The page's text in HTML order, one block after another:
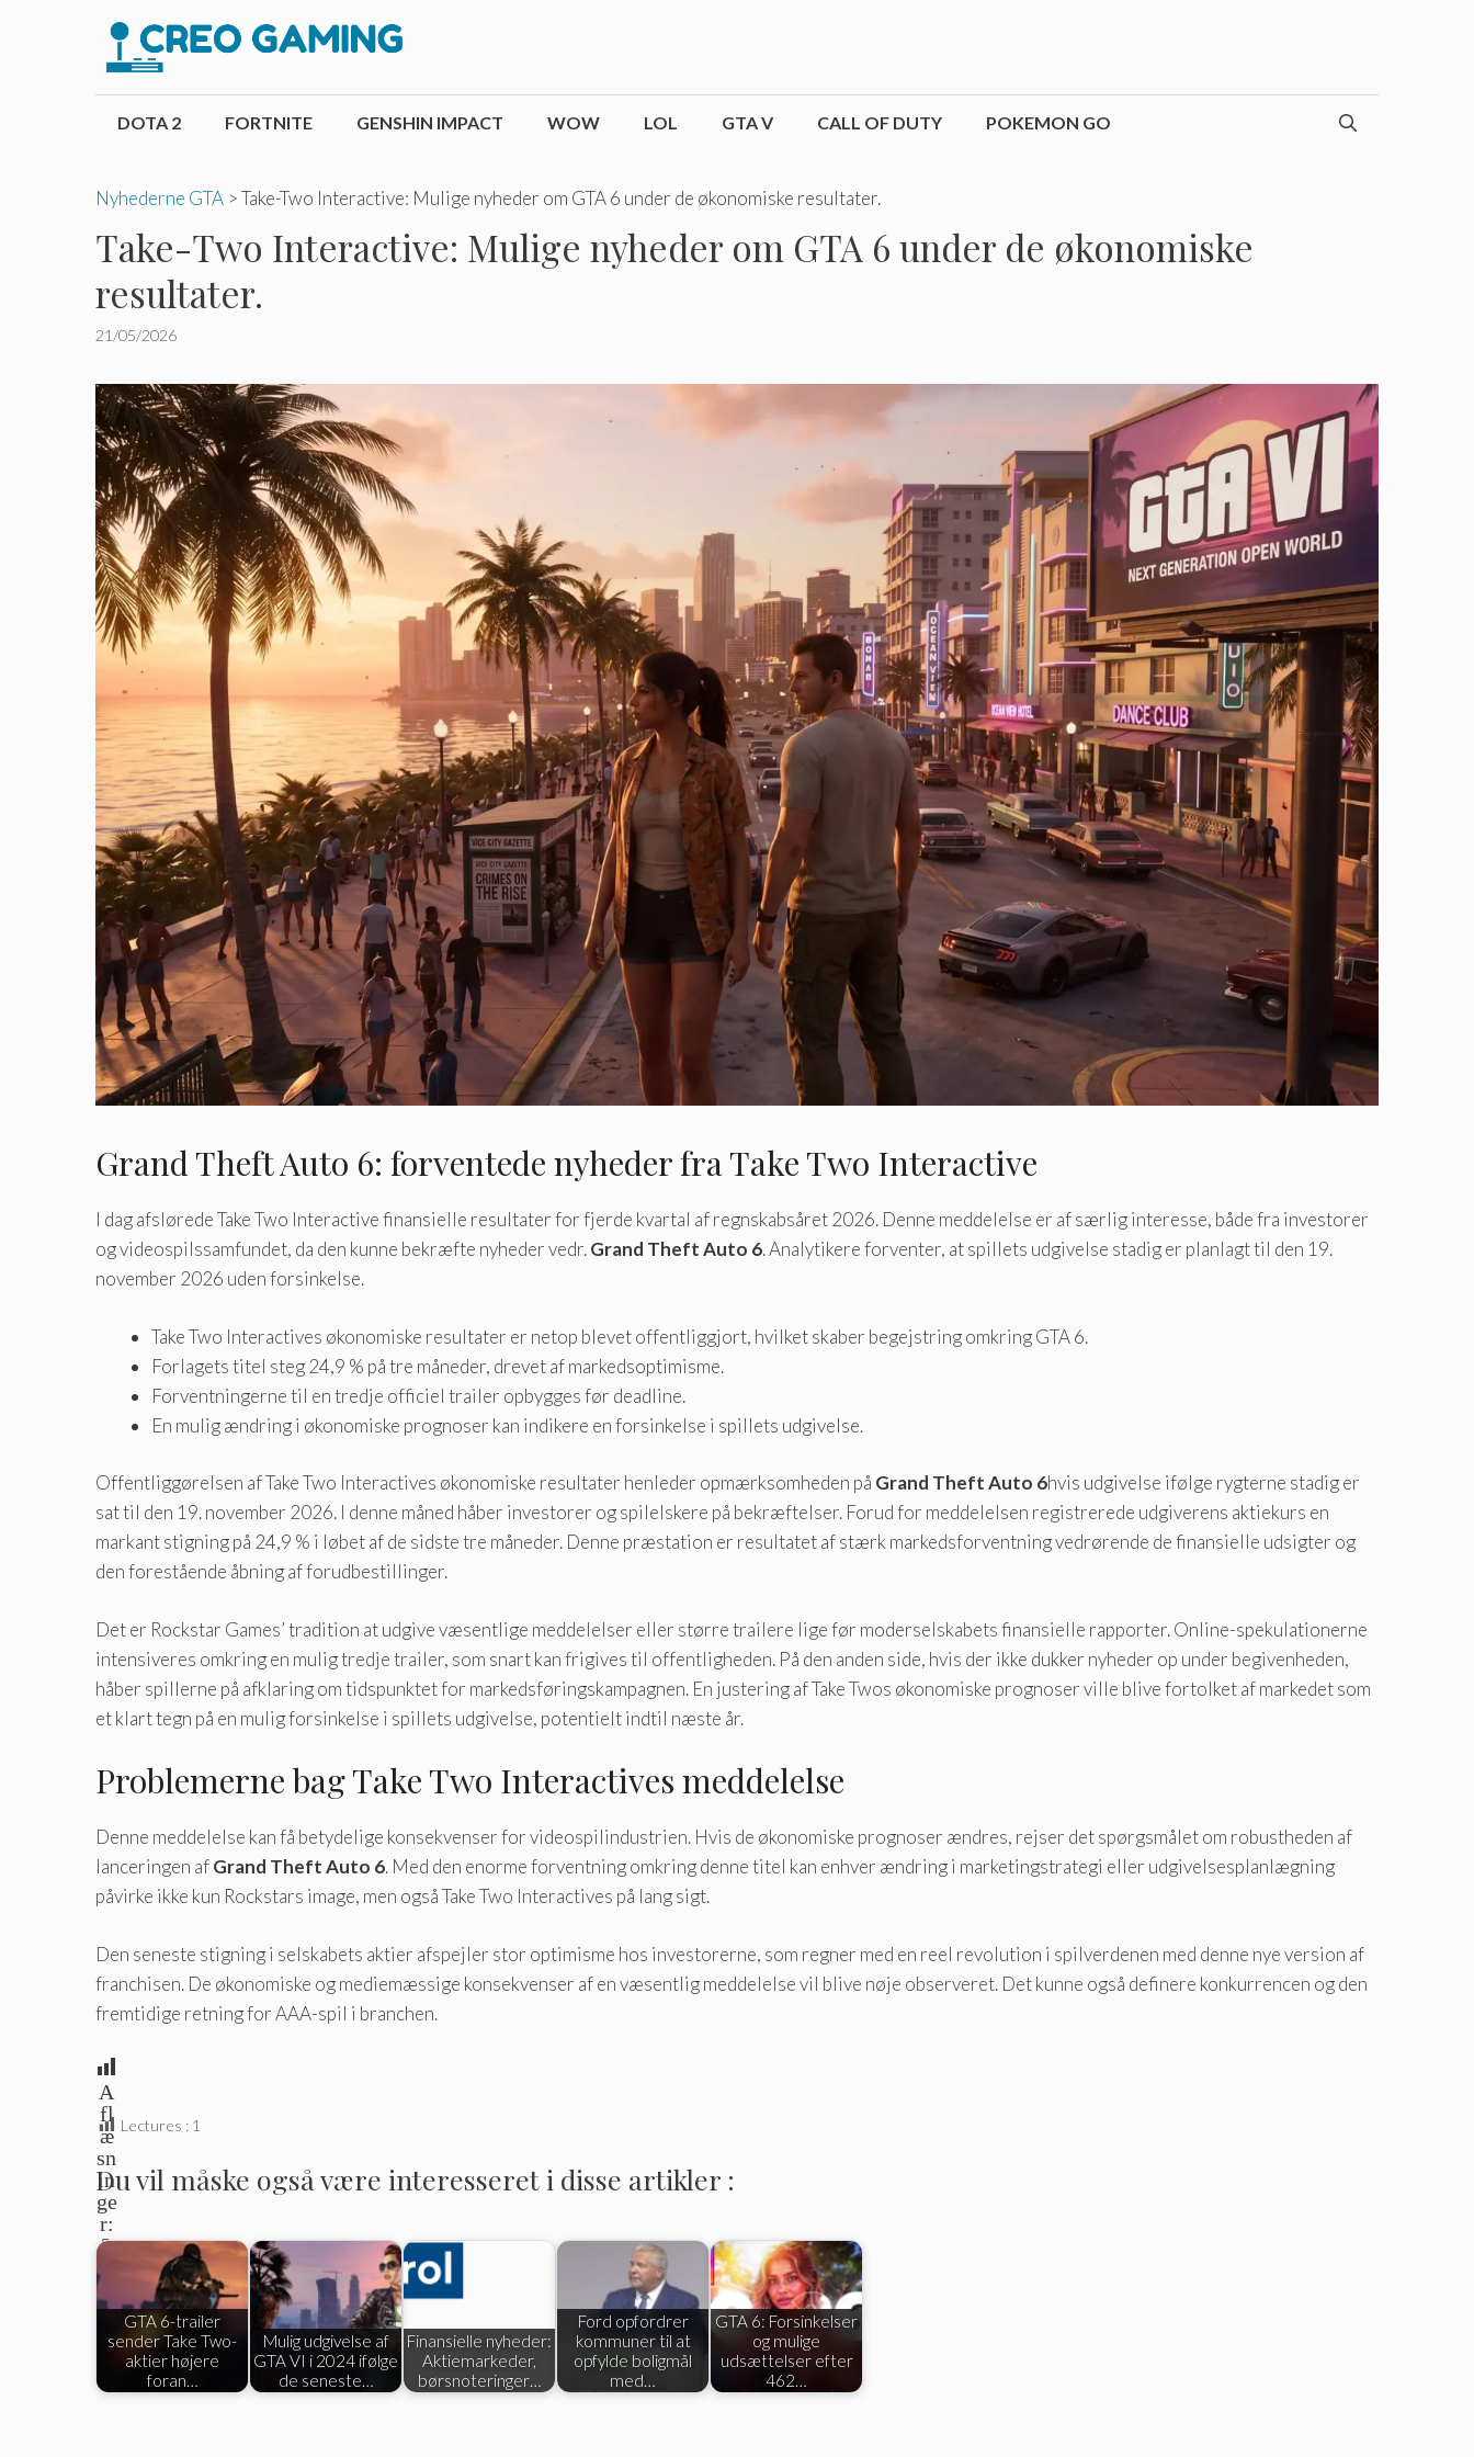
DOTA 2 FORTNITE GENSHIN IMPACT WOW LOL GTA V CALL OF DUTY POKEMON GO
Nyhederne GTA >Take-Two Interactive: Mulige nyheder om GTA 6 under de økonomiske resultater.
Take-Two Interactive: Mulige nyheder om GTA 6 under de økonomiske
resultater.
21/05/2026
Grand Theft Auto 6: forventede nyheder fra Take Two Interactive
I dag afslørede Take Two Interactive finansielle resultater for fjerde kvartal af regnskabsåret 2026. Denne meddelelse er af særlig interesse, både fra investorer
og videospilssamfundet, da den kunne bekræfte nyheder vedr.Grand Theft Auto 6. Analytikere forventer, at spillets udgivelse stadig er planlagt til den 19.
november 2026 uden forsinkelse.
Take Two Interactives økonomiske resultater er netop blevet offentliggjort, hvilket skaber begejstring omkring GTA 6.
Forlagets titel steg 24,9 % på tre måneder, drevet af markedsoptimisme.
Forventningerne til en tredje officiel trailer opbygges før deadline.
En mulig ændring i økonomiske prognoser kan indikere en forsinkelse i spillets udgivelse.
Offentliggørelsen af ​​Take Two Interactives økonomiske resultater henleder opmærksomheden på Grand Theft Auto 6hvis udgivelse ifølge rygterne stadig er
sat til den 19. november 2026. I denne måned håber investorer og spilelskere på bekræftelser. Forud for meddelelsen registrerede udgiverens aktiekurs en
markant stigning på 24,9 % i løbet af de sidste tre måneder. Denne præstation er resultatet af stærk markedsforventning vedrørende de finansielle udsigter og
den forestående åbning af forudbestillinger.
Det er Rockstar Games’ tradition at udgive væsentlige meddelelser eller større trailere lige før moderselskabets finansielle rapporter. Online-spekulationerne
intensiveres omkring en mulig tredje trailer, som snart kan frigives til offentligheden. På den anden side, hvis der ikke dukker nyheder op under begivenheden,
håber spillerne på afklaring om tidspunktet for markedsføringskampagnen. En justering af Take Twos økonomiske prognoser ville blive fortolket af markedet som
et klart tegn på en mulig forsinkelse i spillets udgivelse, potentielt indtil næste år.
Problemerne bag Take Two Interactives meddelelse
Denne meddelelse kan få betydelige konsekvenser for videospilindustrien. Hvis de økonomiske prognoser ændres, rejser det spørgsmålet om robustheden af ​​
lanceringen afGrand Theft Auto 6. Med den enorme forventning omkring denne titel kan enhver ændring i marketingstrategi eller udgivelsesplanlægning
påvirke ikke kun Rockstars image, men også Take Two Interactives på lang sigt.
Den seneste stigning i selskabets aktier afspejler stor optimisme hos investorerne, som regner med en reel revolution i spilverdenen med denne nye version af
franchisen. De økonomiske og mediemæssige konsekvenser af en væsentlig meddelelse vil blive nøje observeret. Det kunne også definere konkurrencen og den
fremtidige retning for AAA-spil i branchen.
A
fl
æ
sn
in
ge
r:
2
Lectures : 1
Du vil måske også være interesseret i disse artikler :
GTA 6-trailer
sender Take Two-
aktier højere
foran…
Mulig udgivelse af
GTA VI i 2024 ifølge
de seneste…
Finansielle nyheder:
Aktiemarkeder,
børsnoteringer…
Ford opfordrer
kommuner til at
opfylde boligmål
med…
GTA 6: Forsinkelser
og mulige
udsættelser efter
462…